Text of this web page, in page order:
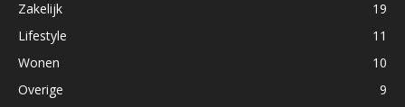
Zakelijk
19
Lifestyle
11
Wonen
10
Overige
9